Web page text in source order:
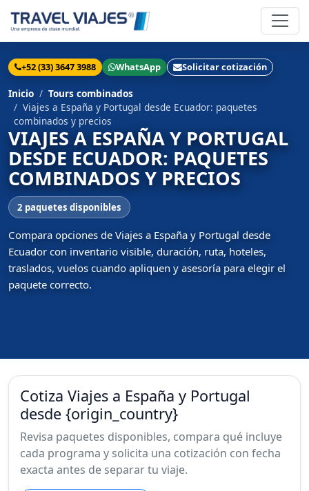
+52 (33) 3647 3988 WhatsApp Solicitar cotización
Inicio
Tours combinados
Viajes a España y Portugal desde Ecuador: paquetes
combinados y precios
VIAJES A ESPAÑA Y PORTUGAL
DESDE ECUADOR: PAQUETES
COMBINADOS Y PRECIOS
2 paquetes disponibles
Compara opciones de Viajes a España y Portugal desde
Ecuador con inventario visible, duración, ruta, hoteles,
traslados, vuelos cuando apliquen y asesoría para elegir el
paquete correcto.
Cotiza Viajes a España y Portugal
desde {origin_country}
Revisa paquetes disponibles, compara qué incluye
cada programa y solicita una cotización con fecha
exacta antes de separar tu viaje.